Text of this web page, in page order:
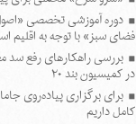
دوره آموزشی تخصصی
فضای سبز» با توجه به اقلیم
بررسی راهکارهای رفع سد
در کمیسیون بند ۲۰
برای برگزاری پیاده‌روی
کامل داریم